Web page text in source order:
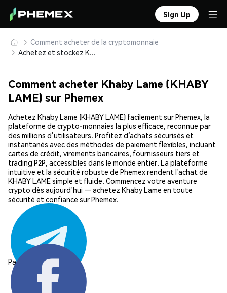
Sign Up
Comment acheter de la cryptomonnaie
Achetez et stockez Khaby Lame (KHABY LAME) en toute sécurité
Comment acheter Khaby Lame (KHABY
LAME) sur Phemex
Achetez Khaby Lame (KHABY LAME) facilement sur Phemex, la
plateforme de crypto-monnaies la plus efficace, reconnue par
des millions d’utilisateurs. Profitez d’achats sécurisés et
instantanés avec des méthodes de paiement flexibles, incluant
cartes de crédit, virements bancaires, fournisseurs tiers et
trading P2P, accessibles dans le monde entier. La plateforme
intuitive et la sécurité robuste de Phemex rendent l’achat de
KHABY LAME simple et fluide. Commencez votre aventure
crypto dès aujourd’hui — achetez Khaby Lame en toute
sécurité et confiance sur Phemex.
Partager: